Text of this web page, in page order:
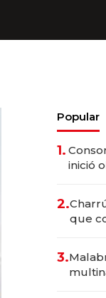
Popular
1.
inició
2.
que
3.